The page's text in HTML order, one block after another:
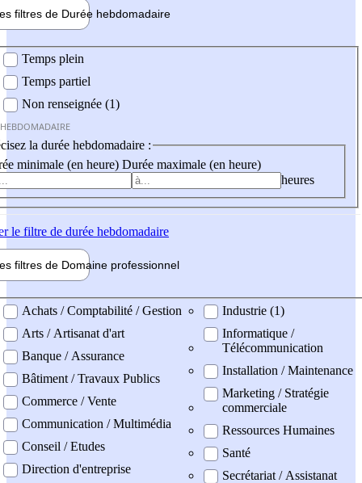
filtres de Durée hebdomadaire
Temps plein
Temps partiel
Non renseignée (1)
la durée hebdomadaire :
minimale (en heure) Durée maximale (en heure)
heures
le filtre de durée hebdomadaire
filtres de Domaine professionnel
professionel
Achats / Comptabilité / Gestion
Arts / Artisanat d'art
Banque / Assurance
Bâtiment / Travaux Publics
Commerce / Vente
Communication / Multimédia
Conseil / Etudes
Direction d'entreprise
Industrie (1)
Informatique /
Télécommunication
Installation / Maintenance
Marketing / Stratégie
commerciale
Ressources Humaines
Santé
Secrétariat / Assistanat